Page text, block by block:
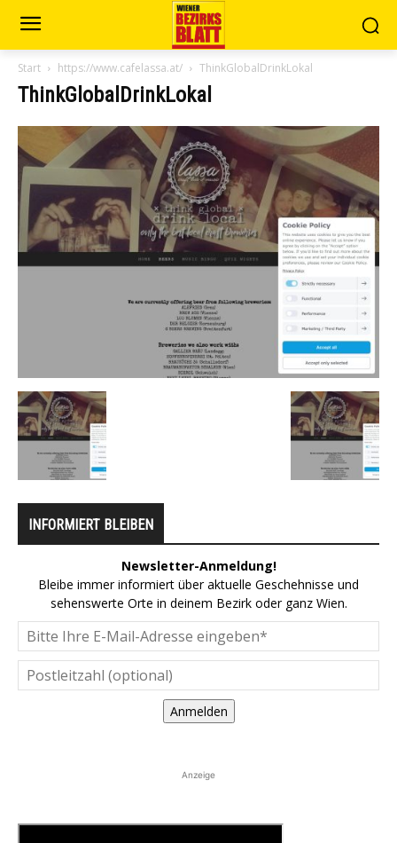
Start https://www.cafelassa.at/ ThinkGlobalDrinkLokal
ThinkGlobalDrinkLokal
INFORMIERT BLEIBEN
Newsletter-Anmeldung!
Bleibe immer informiert über aktuelle Geschehnisse und
sehenswerte Orte in deinem Bezirk oder ganz Wien.
Anmelden
Anzeige